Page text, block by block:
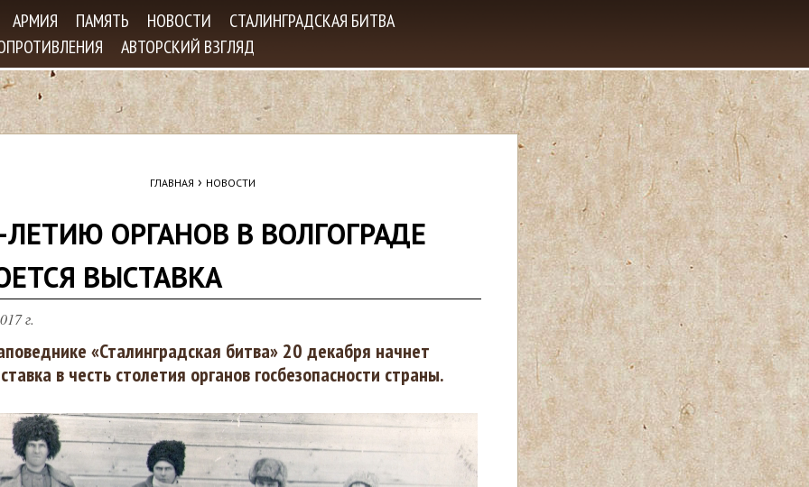
Jump to navigation
АРМИЯ ПАМЯТЬ НОВОСТИ
СТАЛИНГРАДСКАЯ БИТВА
АВТОРСКИЙ ВЗГЛЯД
ГЛАВНАЯ › НОВОСТИ
ЛЕТИЮ ОРГАНОВ В ВОЛГОГРАДЕ
ВЫСТАВКА
г.
«Сталинградская битва» 20 декабря начнет
в честь столетия органов госбезопасности страны.